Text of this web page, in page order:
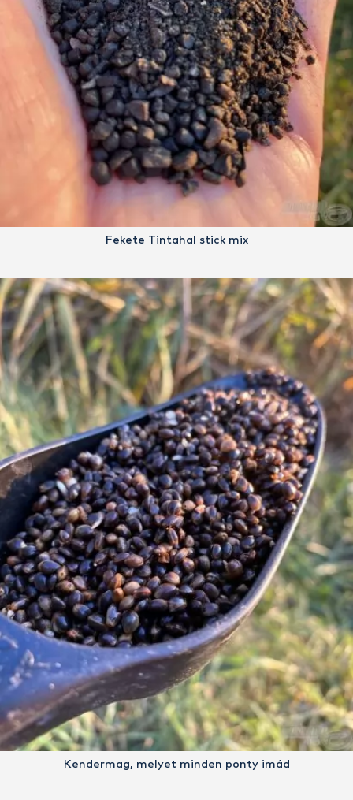
Fekete Tintahal stick mix
Kendermag, melyet minden ponty imád